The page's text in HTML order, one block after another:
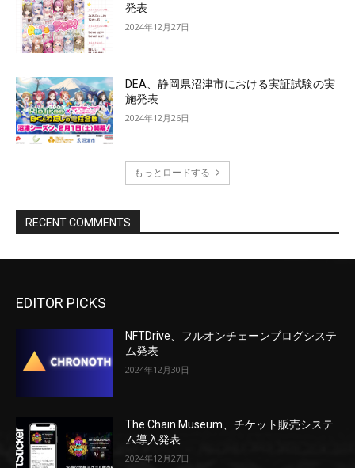
発表
2024年12月27日
DEA、静岡県沼津市における実証試験の実
施発表
2024年12月26日
もっとロードする
RECENT COMMENTS
EDITOR PICKS
NFTDrive、フルオンチェーンブログシステ
ム発表
2024年12月30日
The Chain Museum、チケット販売システ
ム導入発表
2024年12月27日